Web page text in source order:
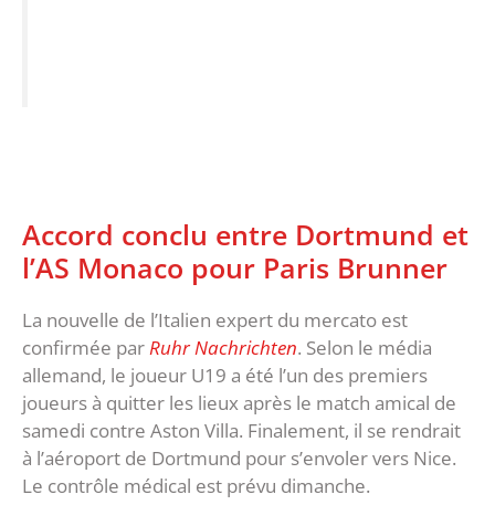
Accord conclu entre Dortmund et
l’AS Monaco pour Paris Brunner
La nouvelle de l’Italien expert du mercato est
confirmée parRuhr Nachrichten. Selon le média
allemand, le joueur U19 a été l’un des premiers
joueurs à quitter les lieux après le match amical de
samedi contre Aston Villa. Finalement, il se rendrait
à l’aéroport de Dortmund pour s’envoler vers Nice.
Le contrôle médical est prévu dimanche.